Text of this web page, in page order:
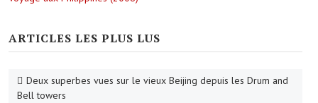
ARTICLES LES PLUS LUS
Deux superbes vues sur le vieux Beijing depuis les Drum and
Bell towers